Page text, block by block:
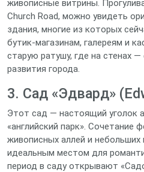
живописные витрины.
Church Road, можно увидеть
здания, многие из которых
бутик‑магазинам, галереям и
старую ратушу, где на стенах
развития города.
3. Сад «Эдвард»
Этот сад — настоящий уголок
«английский парк». Сочетание
живописных аллей и небольших
идеальным местом для
период в саду открывают